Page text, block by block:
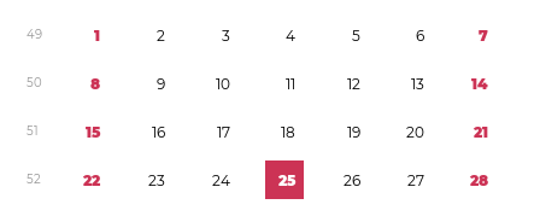
49 1 2 3 4 5 6 7
50 8 9 10 11 12 13 14
51 15 16 17 18 19 20 21
52 22 23 24 25 26 27 28